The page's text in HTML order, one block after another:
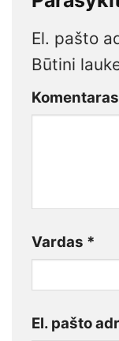
El. pašto
Būtini
Komentaras
Vardas *
El. pašto